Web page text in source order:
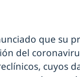
que su
del
cuyos